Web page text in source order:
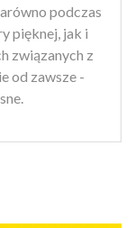
podczas
pięknej, jak i
związanych z
od zawsze -